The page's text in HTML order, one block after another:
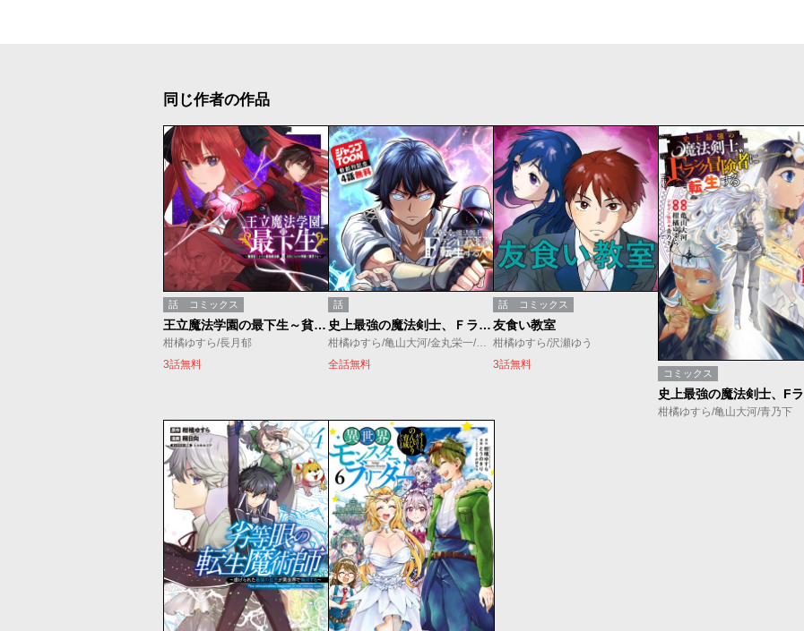
同じ作者の作品
話 コミックス
王立魔法学園の最下生～貧困街上がりの最強魔法師、貴族だらけの学園で無双する～
柑橘ゆすら/長月郁
3話無料
話
史上最強の魔法剣士、Ｆランク冒険者に転生する タテマンガ版／ジャンプTOON新創刊記念出張掲載
全話無料
話 コミックス
友食い教室
柑橘ゆすら/沢瀬ゆう
3話無料
コミックス
柑橘ゆすら/亀山大河/青乃下